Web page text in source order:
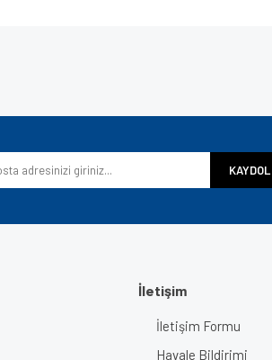
KAYDOL
İletişim
İletişim Formu
Havale Bildirimi